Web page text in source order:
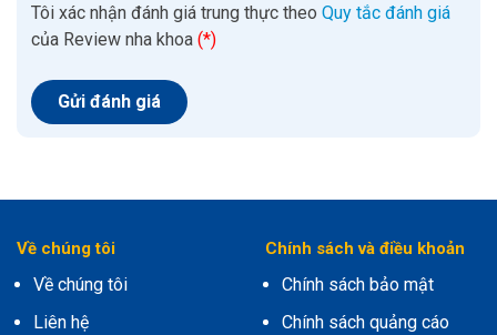
Tôi xác nhận đánh giá trung thực theo Quy tắc đánh giá
của Review nha khoa (*)
Về chúng tôi
Về chúng tôi
Liên hệ
Chính sách và điều khoản
Chính sách bảo mật
Chính sách quảng cáo